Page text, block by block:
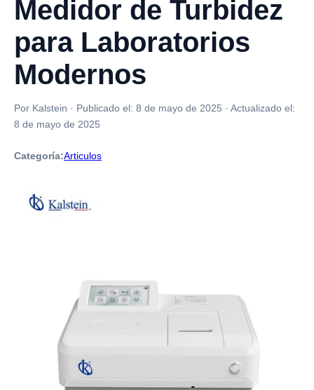
Medidor de Turbidez
para Laboratorios
Modernos
Por Kalstein · Publicado el: 8 de mayo de 2025 · Actualizado el:
8 de mayo de 2025
Categoría:Articulos